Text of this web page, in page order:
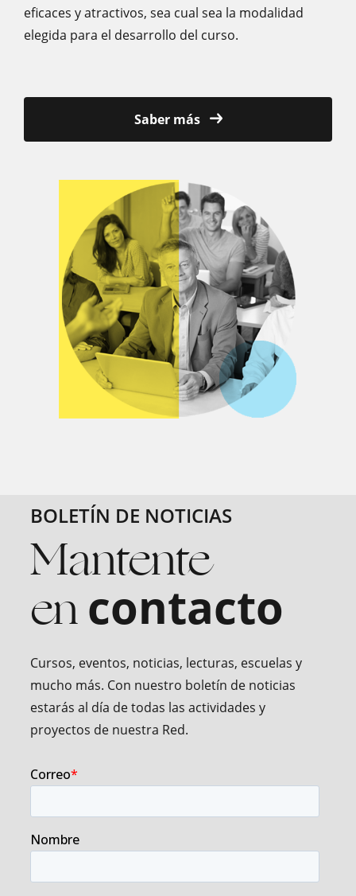
eficaces y atractivos, sea cual sea la modalidad
elegida para el desarrollo del curso.
Saber más
BOLETÍN DE NOTICIAS
Mantente
encontacto
Cursos, eventos, noticias, lecturas, escuelas y
mucho más. Con nuestro boletín de noticias
estarás al día de todas las actividades y
proyectos de nuestra Red.